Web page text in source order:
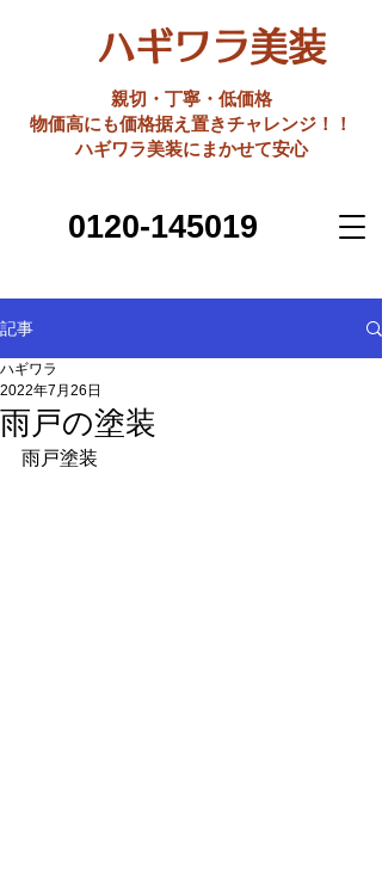
ハギワラ美装
親切・丁寧・低価格
​物価高にも価格据え置きチャレンジ！！
ハギワラ美装にまかせて安心
0120-145019
記事
雨戸の塗装
ハギワラ
2022年7月26日
雨戸塗装